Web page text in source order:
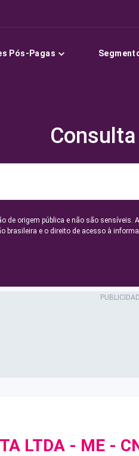
Pós-Pagas
de origem pública e não são sensíveis.
brasileira e o direito de acesso à
LTDA - ME -